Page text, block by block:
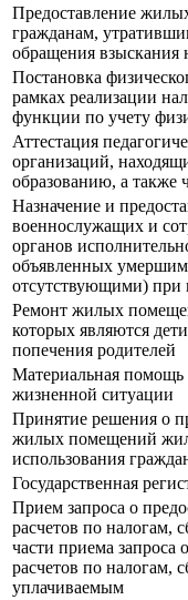
Предоставление
гражданам,
обращения
Постановка
рамках реализации
функции по учету
Аттестация
организаций,
образованию, а также
Назначение и
военнослужащих и
органов
объявленных
отсутствующими) при
Ремонт жилых
которых являются
попечения родителей
Материальная помощь
жизненной ситуации
Принятие решения о
жилых помещений
использования
Государственная
Прием запроса о
расчетов по налогам,
части приема запроса
расчетов по налогам,
уплачиваемым